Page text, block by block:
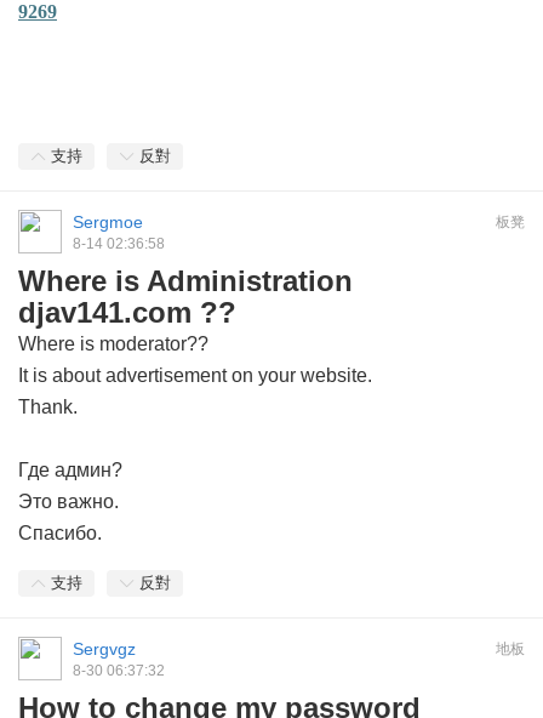
9269
支持 反對
板凳
Sergmoe
8-14 02:36:58
Where is Administration
djav141.com ??
Where is moderator??
It is about advertisement on your website.
Thank.
Где админ?
Это важно.
Спасибо.
支持 反對
地板
Sergvgz
8-30 06:37:32
How to change my password